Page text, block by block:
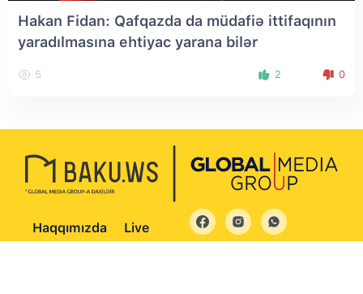
Hakan Fidan: Qafqazda da müdafiə ittifaqının
yaradılmasına ehtiyac yarana bilər
5 2 0
Haqqımızda Live